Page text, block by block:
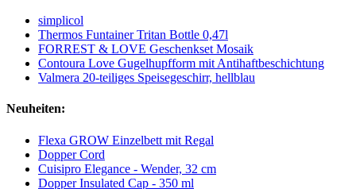
simplicol
Thermos Funtainer Tritan Bottle 0,47l
FORREST & LOVE Geschenkset Mosaik
Contoura Love Gugelhupfform mit Antihaftbeschichtung
Valmera 20-teiliges Speisegeschirr, hellblau
Neuheiten:
Flexa GROW Einzelbett mit Regal
Dopper Cord
Cuisipro Elegance - Wender, 32 cm
Dopper Insulated Cap - 350 ml